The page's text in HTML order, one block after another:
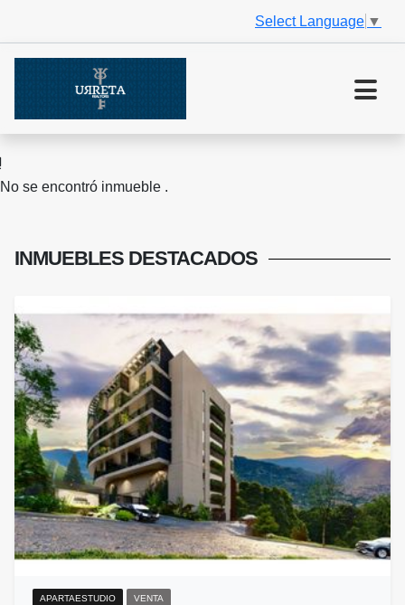
Select Language ▼
No se encontró inmueble .
INMUEBLES DESTACADOS
APARTAESTUDIO VENTA